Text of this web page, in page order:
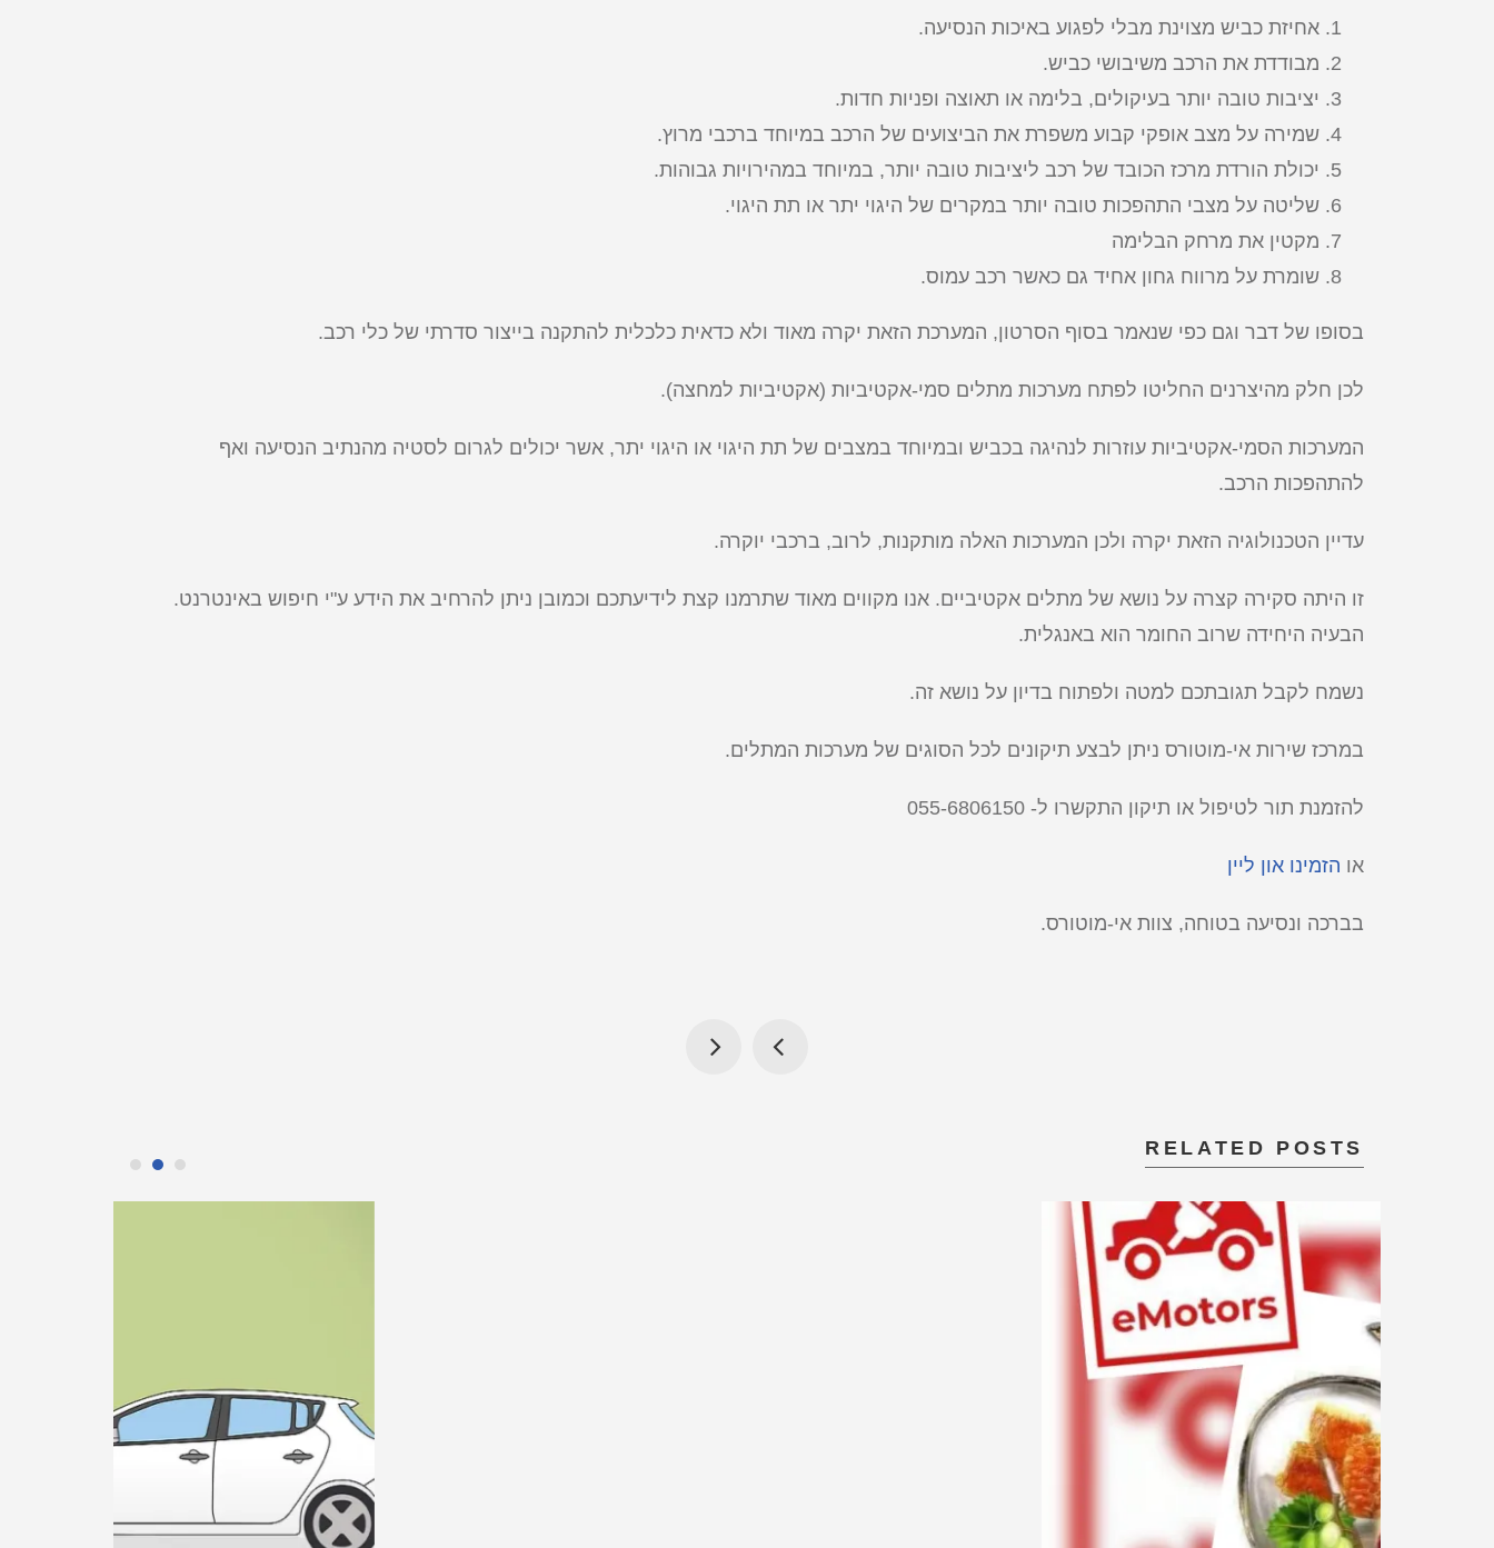
אחיזת כביש מצוינת מבלי לפגוע באיכות הנסיעה.
מבודדת את הרכב משיבושי כביש.
יציבות טובה יותר בעיקולים, בלימה או תאוצה ופניות חדות.
שמירה על מצב אופקי קבוע משפרת את הביצועים של הרכב במיוחד ברכבי מרוץ.
יכולת הורדת מרכז הכובד של רכב ליציבות טובה יותר, במיוחד במהירויות גבוהות.
שליטה על מצבי התהפכות טובה יותר במקרים של היגוי יתר או תת היגוי.
מקטין את מרחק הבלימה
שומרת על מרווח גחון אחיד גם כאשר רכב עמוס.
בסופו של דבר וגם כפי שנאמר בסוף הסרטון, המערכת הזאת יקרה מאוד ולא כדאית כלכלית להתקנה בייצור סדרתי של כלי רכב.
לכן חלק מהיצרנים החליטו לפתח מערכות מתלים סמי-אקטיביות (אקטיביות למחצה).
המערכות הסמי-אקטיביות עוזרות לנהיגה בכביש ובמיוחד במצבים של תת היגוי או היגוי יתר, אשר יכולים לגרום לסטיה מהנתיב הנסיעה ואף
להתהפכות הרכב.
עדיין הטכנולוגיה הזאת יקרה ולכן המערכות האלה מותקנות, לרוב, ברכבי יוקרה.
זו היתה סקירה קצרה על נושא של מתלים אקטיביים. אנו מקווים מאוד שתרמנו קצת לידיעתכם וכמובן ניתן להרחיב את הידע ע"י חיפוש באינטרנט.
הבעיה היחידה שרוב החומר הוא באנגלית.
נשמח לקבל תגובתכם למטה ולפתוח בדיון על נושא זה.
במרכז שירות אי-מוטורס ניתן לבצע תיקונים לכל הסוגים של מערכות המתלים.
להזמנת תור לטיפול או תיקון התקשרו ל- 055-6806150
או הזמינו און ליין
בברכה ונסיעה בטוחה, צוות אי-מוטורס.
RELATED POSTS